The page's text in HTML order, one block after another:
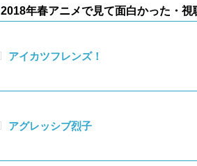
2018年春アニメで見て面白かった・
アイカツフレンズ！
アグレッシブ烈子